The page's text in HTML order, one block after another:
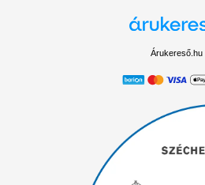
Árukereső.hu